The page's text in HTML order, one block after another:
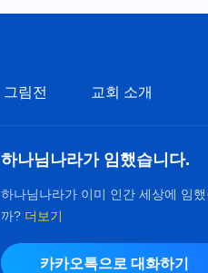
그림전 교회 소개
하나님나라가 임했습니다.
하나님나라가 이미 인간 세상에 임
까? 더보기
카카오톡으로 대화하기